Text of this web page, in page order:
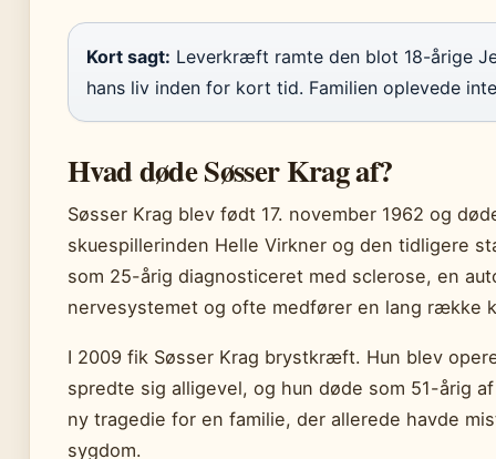
Kort sagt: Leverkræft ramte den blot 18-årige
hans liv inden for kort tid. Familien oplevede
Hvad døde Søsser Krag af?
Søsser Krag blev født 17. november 1962 og
skuespillerinden Helle Virkner og den tidligere
som 25-årig diagnosticeret med sclerose, en
nervesystemet og ofte medfører en lang række
I 2009 fik Søsser Krag brystkræft. Hun blev
spredte sig alligevel, og hun døde som 51-årig
ny tragedie for en familie, der allerede havde
sygdom.